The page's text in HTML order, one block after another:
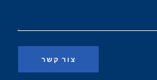
צור קשר